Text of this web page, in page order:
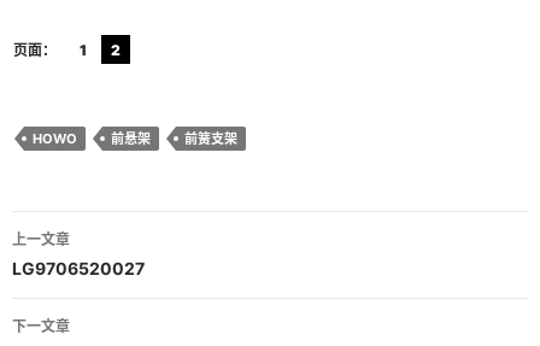
页面： 1 2
HOWO 前悬架 前簧支架
文
章
导
上一文章
LG9706520027
下一文章